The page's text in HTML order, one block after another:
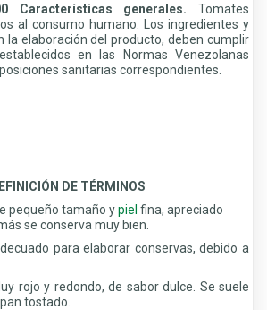
Características generales. Tomates
al consumo humano: Los ingredientes y
la elaboración del producto, deben cumplir
en las Normas Venezolanas
sanitarias correspondientes.
DE TÉRMINOS
pequeño tamaño ypiel fina, apreciado
se conserva muy bien.
para elaborar conservas, debido a
rojo y redondo, de sabor dulce. Se suele
tostado.